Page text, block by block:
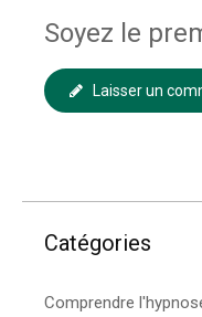
Soyez le
Laisser un
Catégories
Comprendre